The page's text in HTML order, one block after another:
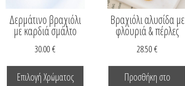
Δερμάτινο βραχιόλι
με καρδιά σμάλτο
30.00€
Επιλογή Χρώματος
Βραχιόλι αλυσίδα με
φλουριά & πέρλες
28.50€
Προσθήκη στο